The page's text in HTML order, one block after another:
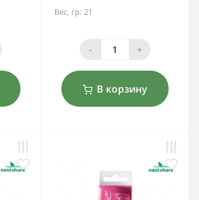
Вес, гр: 21
- +
В корзину